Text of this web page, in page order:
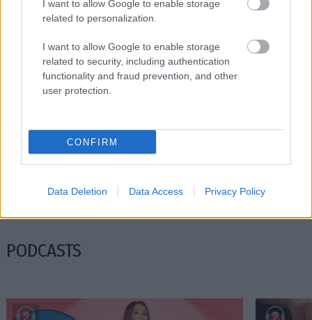
I want to allow Google to enable storage
related to personalization.
I want to allow Google to enable storage
related to security, including authentication
functionality and fraud prevention, and other
user protection.
CONFIRM
Data Deletion Data Access Privacy Policy
101 πράγματα που μας κάνουν χαρούμενους 30 τρόποι
PODCASTS